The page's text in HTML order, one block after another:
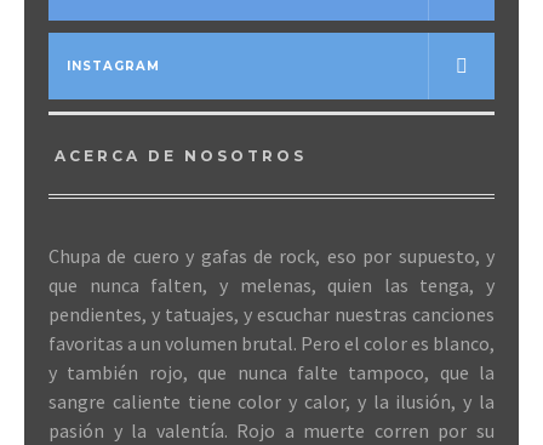
INSTAGRAM
ACERCA DE NOSOTROS
Chupa de cuero y gafas de rock, eso por supuesto, y
que nunca falten, y melenas, quien las tenga, y
pendientes, y tatuajes, y escuchar nuestras canciones
favoritas a un volumen brutal. Pero el color es blanco,
y también rojo, que nunca falte tampoco, que la
sangre caliente tiene color y calor, y la ilusión, y la
pasión y la valentía. Rojo a muerte corren por su